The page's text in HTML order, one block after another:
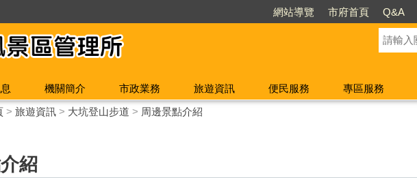
網站導覽 市府首頁 Q&A
機關簡介 市政業務 旅遊資訊 便民服務 專區服務
> 旅遊資訊> 大坑登山步道 > 周邊景點介紹
紹